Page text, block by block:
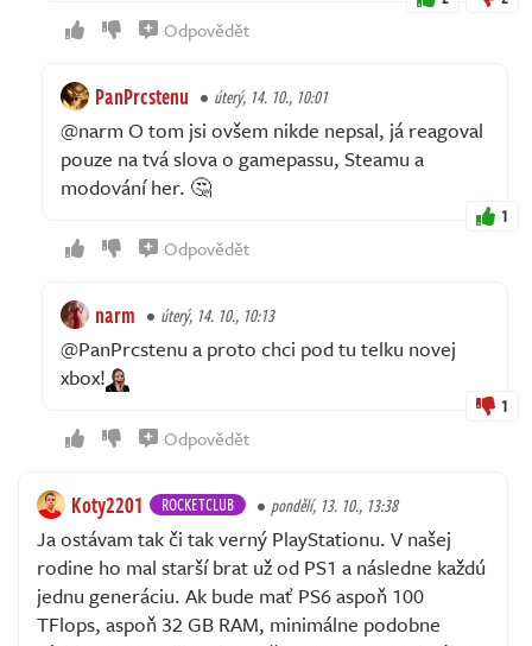
Odpovědět
PanPrcstenu úterý, 14. 10., 10:01
@narm O tom jsi ovšem nikde nepsal, já reagoval
pouze na tvá slova o gamepassu, Steamu a
modování her. 🤔
1
Odpovědět
narm úterý, 14. 10., 10:13
@PanPrcstenu a proto chci pod tu telku novej
xbox!
1
Odpovědět
Koty2201 ROCKETCLUB pondělí, 13. 10., 13:38
Ja ostávam tak či tak verný PlayStationu. V našej
rodine ho mal starší brat už od PS1 a následne každú
jednu generáciu. Ak bude mať PS6 aspoň 100
TFlops, aspoň 32 GB RAM, minimálne podobne